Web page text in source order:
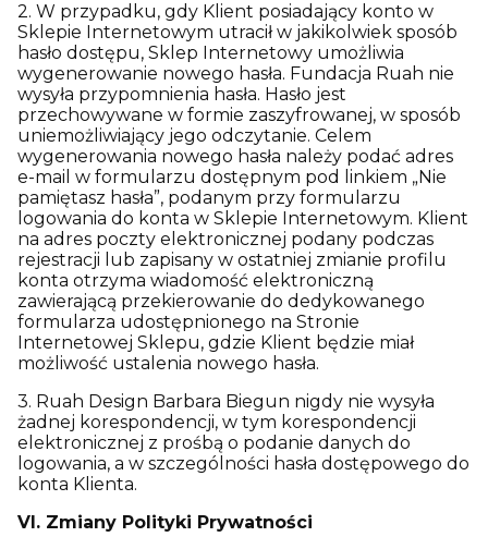
2. W przypadku, gdy Klient posiadający konto w
Sklepie Internetowym utracił w jakikolwiek sposób
hasło dostępu, Sklep Internetowy umożliwia
wygenerowanie nowego hasła. Fundacja Ruah nie
wysyła przypomnienia hasła. Hasło jest
przechowywane w formie zaszyfrowanej, w sposób
uniemożliwiający jego odczytanie. Celem
wygenerowania nowego hasła należy podać adres
e-mail w formularzu dostępnym pod linkiem „Nie
pamiętasz hasła”, podanym przy formularzu
logowania do konta w Sklepie Internetowym. Klient
na adres poczty elektronicznej podany podczas
rejestracji lub zapisany w ostatniej zmianie profilu
konta otrzyma wiadomość elektroniczną
zawierającą przekierowanie do dedykowanego
formularza udostępnionego na Stronie
Internetowej Sklepu, gdzie Klient będzie miał
możliwość ustalenia nowego hasła.
3. Ruah Design Barbara Biegun nigdy nie wysyła
żadnej korespondencji, w tym korespondencji
elektronicznej z prośbą o podanie danych do
logowania, a w szczególności hasła dostępowego do
konta Klienta.
VI. Zmiany Polityki Prywatności